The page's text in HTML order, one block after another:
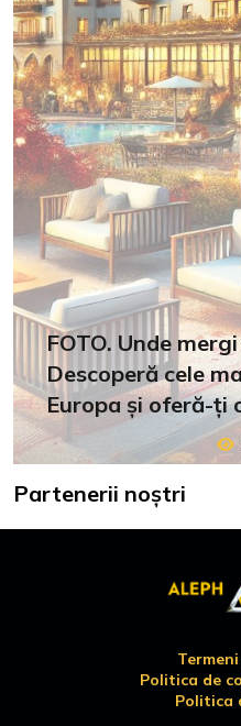
FOTO. Unde
Descoperă cele
Europa și oferă-ți
Partenerii noștri
Politica de
Politica